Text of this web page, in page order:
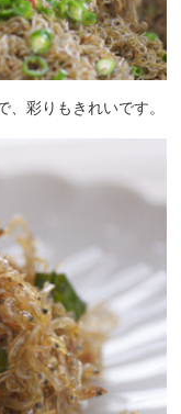
彩りもきれいです。